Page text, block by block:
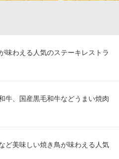
味わえる人気のステーキレストラ
牛、国産黒毛和牛などうまい焼肉
ど美味しい焼き鳥が味わえる人気